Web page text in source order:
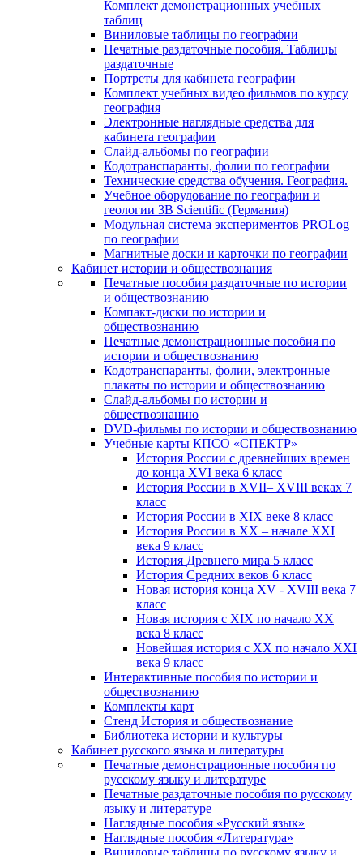
Комплект демонстрационных учебных
таблиц
Виниловые таблицы по географии
Печатные раздаточные пособия. Таблицы
раздаточные
Портреты для кабинета географии
Комплект учебных видео фильмов по курсу
география
Электронные наглядные средства для
кабинета географии
Слайд-альбомы по географии
Кодотранспаранты, фолии по географии
Технические средства обучения. География.
Учебное оборудование по географии и
геологии 3B Scientific (Германия)
Модульная система экспериментов PROLog
по географии
Магнитные доски и карточки по географии
Кабинет истории и обществознания
Печатные пособия раздаточные по истории
и обществознанию
Компакт-диски по истории и
обществознанию
Печатные демонстрационные пособия по
истории и обществознанию
Кодотранспаранты, фолии, электронные
плакаты по истории и обществознанию
Слайд-альбомы по истории и
обществознанию
DVD-фильмы по истории и обществознанию
Учебные карты КПСО «СПЕКТР»
История России с древнейших времен
до конца XVI века 6 класс
История России в XVII– XVIII веках 7
класс
История России в XIX веке 8 класс
История России в XX – начале XXI
века 9 класс
История Древнего мира 5 класс
История Средних веков 6 класс
Новая история конца XV - XVIII века 7
класс
Новая история с XIX по начало XX
века 8 класс
Новейшая история с XX по начало XXI
века 9 класс
Интерактивные пособия по истории и
обществознанию
Комплекты карт
Стенд История и обществознание
Библиотека истории и культуры
Кабинет русского языка и литературы
Печатные демонстрационные пособия по
русскому языку и литературе
Печатные раздаточные пособия по русскому
языку и литературе
Наглядные пособия «Русский язык»
Наглядные пособия «Литература»
Виниловые таблицы по русскому языку и